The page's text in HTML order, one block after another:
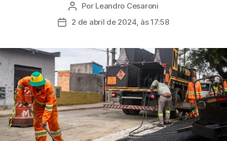
Autor
do
Por Leandro Cesaroni
Data2 de abril de 2024, às 17:58